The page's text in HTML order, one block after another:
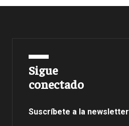
Sigue
conectado
Suscríbete a la newsletter